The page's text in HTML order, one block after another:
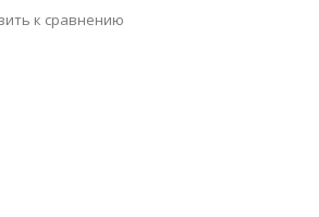
к сравнению